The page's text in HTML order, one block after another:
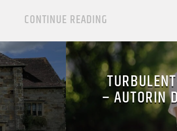
CONTINUE READING
– AUTORIN